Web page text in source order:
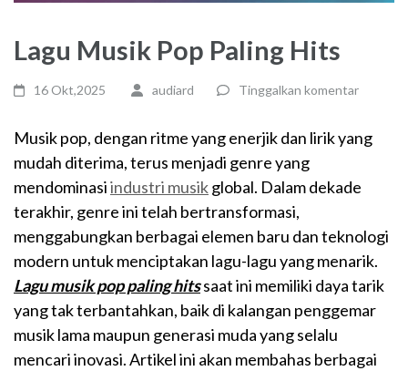
Lagu Musik Pop Paling Hits
16 Okt,2025 audiard Tinggalkan komentar
Musik pop, dengan ritme yang enerjik dan lirik yang
mudah diterima, terus menjadi genre yang
mendominasiindustri musikglobal. Dalam dekade
terakhir, genre ini telah bertransformasi,
menggabungkan berbagai elemen baru dan teknologi
modern untuk menciptakan lagu-lagu yang menarik.
Lagu musik pop paling hitssaat ini memiliki daya tarik
yang tak terbantahkan, baik di kalangan penggemar
musik lama maupun generasi muda yang selalu
mencari inovasi. Artikel ini akan membahas berbagai